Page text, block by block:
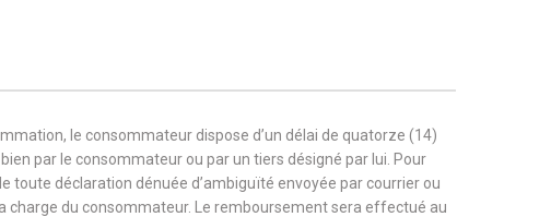
le consommateur dispose d’un délai de quatorze (14)
par le consommateur ou par un tiers désigné par lui. Pour
déclaration dénuée d’ambiguïté envoyée par courrier ou
charge du consommateur. Le remboursement sera effectué au